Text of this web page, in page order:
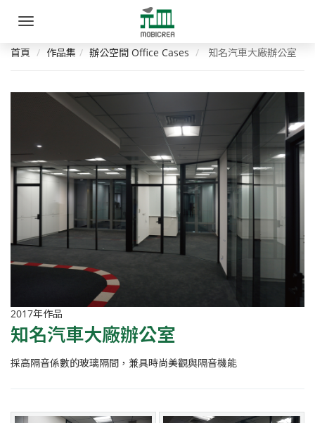
手
選
元
皿
具
創
意
有
限
公
司
首頁 作品集 辦公空間 Office Cases 知名汽車大廠辦公室
2017年作品
知名汽車大廠辦公室
採高隔音係數的玻璃隔間，兼具時尚美觀與隔音機能